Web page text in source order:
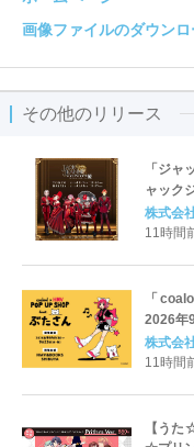
画像ファイルのダウンロ
その他のリリース
「ジャ
ャック
株式会
11時間
「
2026年
株式会
11時間
【う